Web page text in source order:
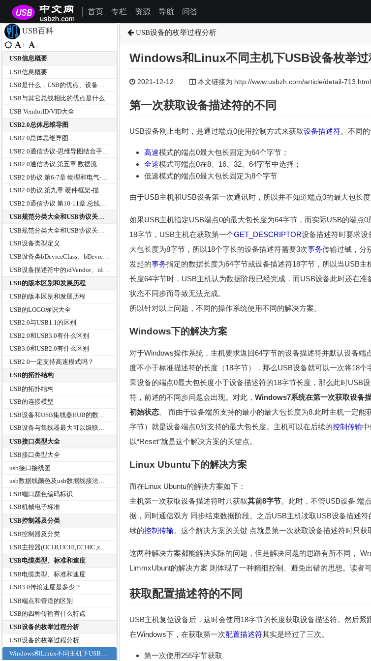
首页 专栏 资源 导航 问答
USB百科
+ -
USB信息概要
USB信息概要
USB是什么，USB的优点、设备分类及传输方式有那些？
USB与其它总线相比的优点是什么
USB VendorID/VID大全
USB2.0总体思维导图
USB2.0总体思维导图
USB2.0通信协议 第五章 数据流模型-传输方式--思维导图
USB2.0协议 第九章 硬件框架-描述符等--思维导图
USB规范分类大全和USB协议关系树
USB设备类型定义
USB设备描述符中的idVendor、idProduct和bcdDevice
USB的版本区别和发展历程
USB的版本区别和发展历程
USB的LOGO标识大全
USB2.0与USB1.1的区别
USB2.0和USB3.0有什么区别
USB3.0和USB2.0有什么区别
USB2.0一定支持高速模式吗？
USB的拓扑结构
USB的拓扑结构
USB的连接模型
USB设备与集线器最大可以级联多少层
USB接口类型大全
USB接口类型大全
usb接口接线图
usb数据线颜色及usb数据线接法图解和USB接口引脚接线定义
USB端口颜色编码标识
USB机械电子标准
USB控制器及分类
USB控制器及分类
USB电缆类型、标准和速度
USB电缆类型、标准和速度
USB3.0传输速度是多少？
USB端点和管道的区别
USB的四种传输有什么特点
USB设备的枚举过程分析
USB设备的枚举过程分析
USB设备的枚举过程分析
Windows和Linux不同主机下USB设备枚举过
2021-12-12 本文链接为:http://www.usbzh.com/article/detail-
第一次获取设备描述符的不同
USB设备刚上电时，是通过端点0使用控制方式来获取设备描述符。不同
高速模式的端点0最大包长固定为64个字节；
全速模式可端点0在8、16、32、64字节中选择；
低速模式的端点0最大包长固定为8个字节
由于USB主机和USB设备第一次通讯时，所以并不知道端点0的最大包长
如果USB主机指定USB端点0的最大包长度为64字节，而实际USB的端点
18字节，USB主机在获取第一个GET_DESCRIPTOR设备描述符时要求设
大包长度为8字节，所以18个字长的设备描述符需要3次事务传输过铖，分
发起的事务指定的数据长度为64字节或设备描述符18字节，所以当USB
长度64字节时，USB主机认为数据阶段已经完成，而USB设备此时还在
状态不同步而导致无法完成。
所以针对以上问题，不同的操作系统使用不同的解决方案。
Windows下的解决方案
对于Windows操作系统，主机要求返回64字节的设备描述符并默认设备端
度不小于标准描述符的长度（18字节），那么USB设备就可以一次将18
果设备的端点0最大包长度小于设备描述符的18字节长度，那么此时USB
符，前述的不同步问题会出现。对此， Windows7系统在第一次获取设备
初始状态。 而由于设备端所支持的最小的最大包长度为8.此时主机一定
字节）就是设备端点0所支持的最大包长度。主机可以在后续的控制传输中
以“Reset”就是这个解决方案的关键点。
Linux Ubuntu下的解决方案
而在Linux Ubuntu的解决方案如下：
主机第一次获取设备描述符时只获取其前8字节。此时，不管USB设备 端
据，同时通信双方 同步结束数据阶段。之后USB主机读取USB设备描述
续的控制传输。这个解决方案的关键 点就是第一次获取设备描述符时只获
这两种解决方案都能解决实际的问题，但是解决问题的思路有所不同，
LimmxUbunt的解决方案 则体现了一种精细控制、避免出错的思想。读者
获取配置描述符的不同
USB主机复位设备后，这时会使用18字节的长度获取设备描述符。然后紧
在Windows下，在获取第一次配置描述符其实是经过了三次。
第一次使用255字节获取